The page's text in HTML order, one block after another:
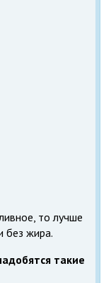
то лучше
без жира.
такие